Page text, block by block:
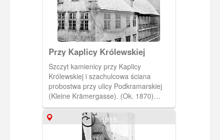
Przy Kaplicy Królewskiej
Szczyt kamienicy przy Kaplicy
Królewskiej i szachulcowa ściana
probostwa przy ulicy Podkramarskiej
(Kleine Krämergasse). (Ok. 1870)
[IDX:1554,1154]
1915